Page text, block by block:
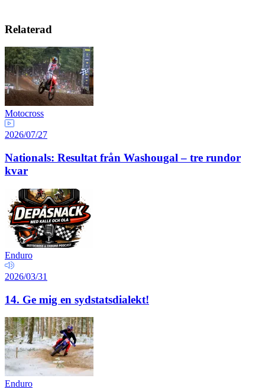
Relaterad
Motocross
2026/07/27
Nationals: Resultat från Washougal – tre rundor
kvar
Enduro
2026/03/31
14. Ge mig en sydstatsdialekt!
Enduro